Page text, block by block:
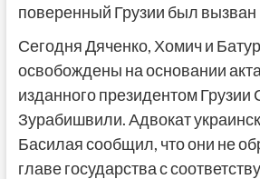
поверенный Грузии был
Сегодня Дяченко, Хомич и
освобождены на основании
изданного президентом
Зурабишвили. Адвокат
Басилая сообщил, что они не
главе государства с